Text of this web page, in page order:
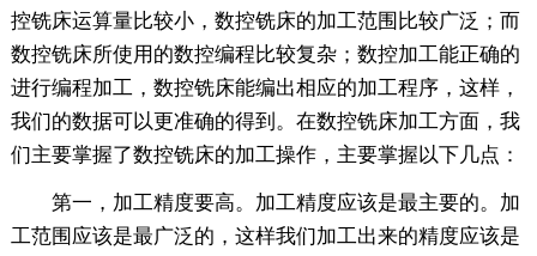
控铣床运算量比较小，数控铣床的加工范围比较广泛；而
数控铣床所使用的数控编程比较复杂；数控加工能正确的
进行编程加工，数控铣床能编出相应的加工程序，这样，
我们的数据可以更准确的得到。在数控铣床加工方面，我
们主要掌握了数控铣床的加工操作，主要掌握以下几点：
第一，加工精度要高。加工精度应该是最主要的。加
工范围应该是最广泛的，这样我们加工出来的精度应该是